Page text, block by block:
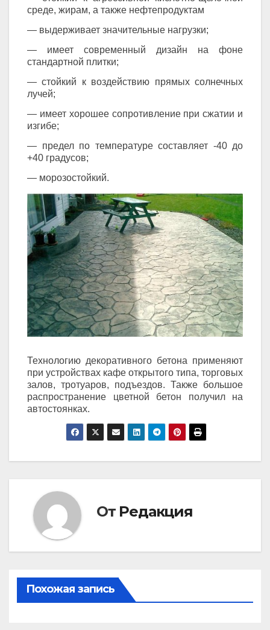
среде, жирам, а также нефтепродуктам
— выдерживает значительные нагрузки;
— имеет современный дизайн на фоне
стандартной плитки;
— стойкий к воздействию прямых солнечных
лучей;
— имеет хорошее сопротивление при сжатии и
изгибе;
— предел по температуре составляет -40 до
+40 градусов;
— морозостойкий.
Технологию декоративного бетона применяют
при устройствах кафе открытого типа, торговых
залов, тротуаров, подъездов. Также большое
распространение цветной бетон получил на
автостоянках.
От Редакция
Похожая запись